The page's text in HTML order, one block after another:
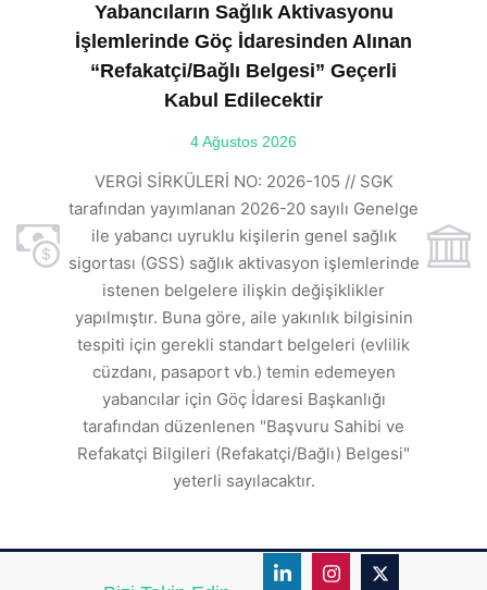
Yabancıların Sağlık Aktivasyonu
İşlemlerinde Göç İdaresinden Alınan
“Refakatçi/Bağlı Belgesi” Geçerli
Kabul Edilecektir
4 Ağustos 2026
VERGİ SİRKÜLERİ NO: 2026-105 // SGK
tarafından yayımlanan 2026-20 sayılı Genelge
ile yabancı uyruklu kişilerin genel sağlık
sigortası (GSS) sağlık aktivasyon işlemlerinde
istenen belgelere ilişkin değişiklikler
yapılmıştır. Buna göre, aile yakınlık bilgisinin
tespiti için gerekli standart belgeleri (evlilik
cüzdanı, pasaport vb.) temin edemeyen
yabancılar için Göç İdaresi Başkanlığı
tarafından düzenlenen "Başvuru Sahibi ve
Refakatçi Bilgileri (Refakatçi/Bağlı) Belgesi"
yeterli sayılacaktır.